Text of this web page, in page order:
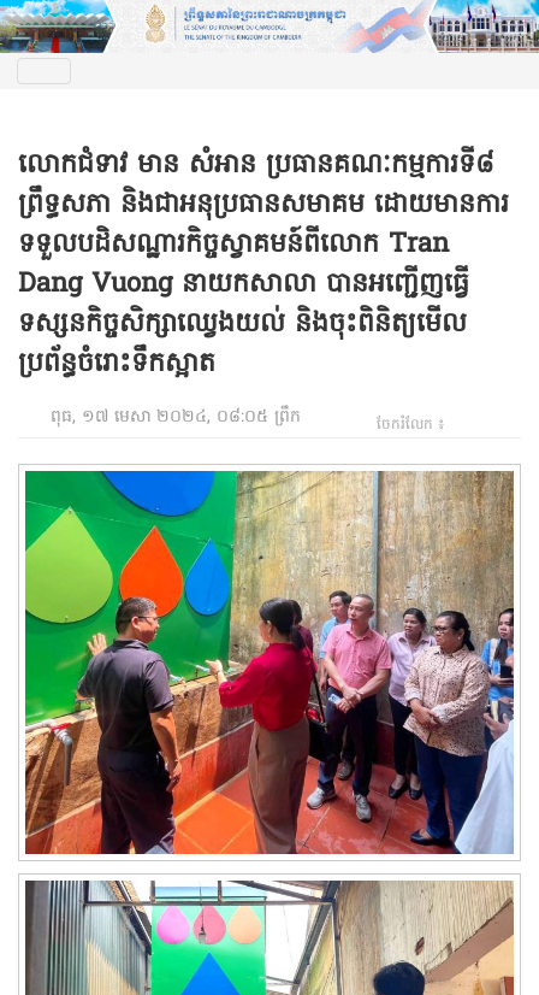
លោកជំទាវ មាន សំអាន ប្រធានគណៈកម្មការទី៨
ព្រឹទ្ធសភា និងជាអនុប្រធានសមាគម ដោយមានការ
ទទួលបដិសណ្ឋារកិច្ចស្វាគមន៍ពីលោក Tran
Dang Vuong នាយកសាលា បានអញ្ជើញធ្វើ
ទស្សនកិច្ចសិក្សាឈ្វេងយល់ និងចុះពិនិត្យមើល
ប្រព័ន្ធចំរោះទឹកស្អាត
ពុធ, ១៧ មេសា ២០២៤, ០៨:០៥ ព្រឹក ចែករំលែក ៖